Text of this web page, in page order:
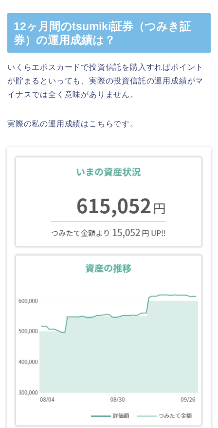
12ヶ月間のtsumiki証券（つみき証
券）の運用成績は？
いくらエポスカードで投資信託を購入すればポイント
が貯まるといっても、実際の投資信託の運用成績がマ
イナスでは全く意味がありません。
実際の私の運用成績はこちらです。